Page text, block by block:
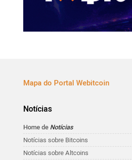
Mapa do Portal Webitcoin
Notícias
Home de Notícias
Notícias sobre Bitcoins
Notícias sobre Altcoins